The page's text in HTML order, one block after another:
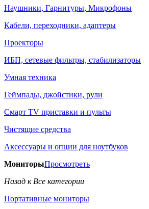
Наушники, Гарнитуры, Микрофоны
Кабели, переходники, адаптеры
Проекторы
ИБП, сетевые фильтры, стабилизаторы
Умная техника
Геймпады, джойстики, рули
Смарт TV приставки и пульты
Чистящие средства
Аксессуары и опции для ноутбуков
МониторыПросмотреть
Назад к Все категории
Портативные мониторы